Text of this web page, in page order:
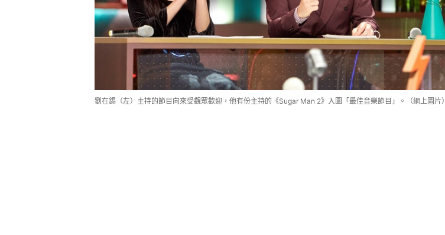
劉在錫（左）主持的節目向來受觀眾歡迎，他有份主持的《Sugar Man 2》入圍「最佳音樂節目」。（網上圖片）